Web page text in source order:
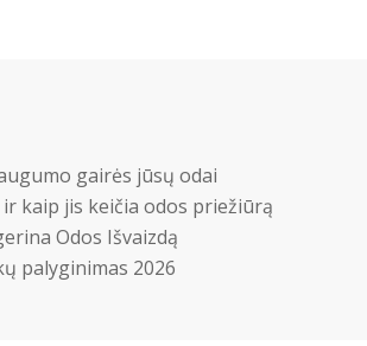
gairės jūsų odai
kaip jis keičia odos priežiūrą
Odos Išvaizdą
palyginimas 2026